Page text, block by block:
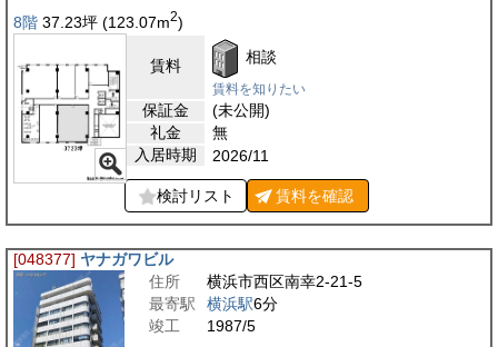
8階 37.23坪 (123.07m2)
賃料 相談
賃料を知りたい
保証金
(未公開)
礼金
無
入居時期
2026/11
検討リスト 賃料を確認
[048377] ヤナガワビル
住所
横浜市西区南幸2-21-5
最寄駅
横浜駅6分
竣工
1987/5